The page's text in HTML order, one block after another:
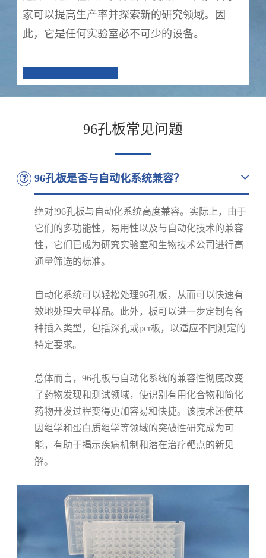
家可以提高生产率并探索新的研究领域。因
此，它是任何实验室必不可少的设备。
96孔板常见问题
96孔板是否与自动化系统兼容？
绝对!96孔板与自动化系统高度兼容。实际上，由于
它们的多功能性，易用性以及与自动化技术的兼容
性，它们已成为研究实验室和生物技术公司进行高
通量筛选的标准。
自动化系统可以轻松处理96孔板，从而可以快速有
效地处理大量样品。此外，板可以进一步定制有各
种插入类型，包括深孔或pcr板，以适应不同测定的
特定要求。
总体而言，96孔板与自动化系统的兼容性彻底改变
了药物发现和测试领域，使识别有用化合物和简化
药物开发过程变得更加容易和快捷。该技术还使基
因组学和蛋白质组学等领域的突破性研究成为可
能，有助于揭示疾病机制和潜在治疗靶点的新见
解。